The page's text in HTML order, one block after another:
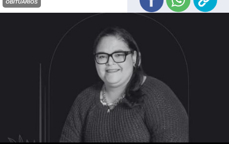
OBITUARIOS